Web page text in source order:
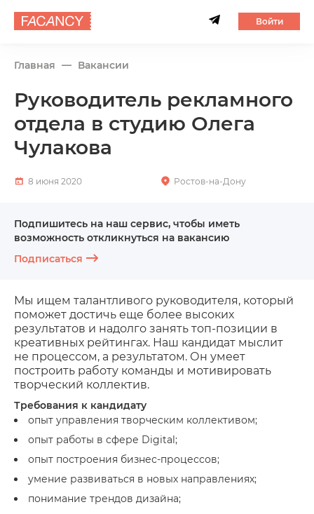
Войти
Главная Вакансии
Руководитель рекламного
отдела в студию Олега
Чулакова
8 июня 2020 Ростов-на-Дону
Подпишитесь на наш сервис, чтобы иметь
возможность откликнуться на вакансию
Подписаться
Мы ищем талантливого руководителя, который
поможет достичь еще более высоких
результатов и надолго занять топ-позиции в
креативных рейтингах. Наш кандидат мыслит
не процессом, а результатом. Он умеет
построить работу команды и мотивировать
творческий коллектив.
Требования к кандидату
опыт управления творческим коллективом;
опыт работы в сфере Digital;
опыт построения бизнес-процессов;
умение развиваться в новых направлениях;
понимание трендов дизайна;